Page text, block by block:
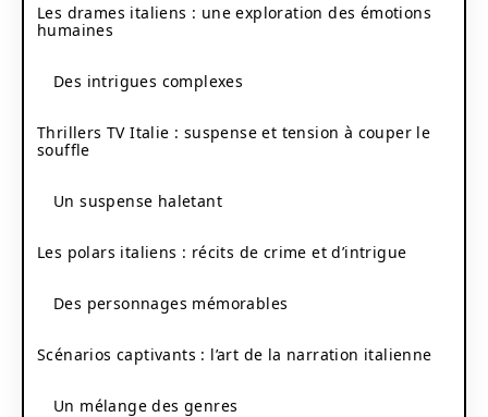
Les drames italiens : une exploration des émotions
humaines
Des intrigues complexes
Thrillers TV Italie : suspense et tension à couper le
souffle
Un suspense haletant
Les polars italiens : récits de crime et d’intrigue
Des personnages mémorables
Scénarios captivants : l’art de la narration italienne
Un mélange des genres